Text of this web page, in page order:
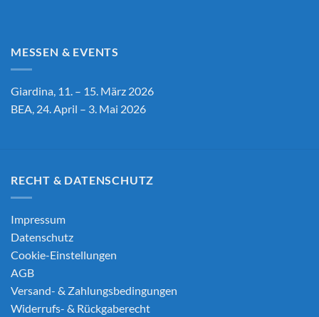
MESSEN & EVENTS
Giardina, 11. – 15. März 2026
BEA, 24. April – 3. Mai 2026
RECHT & DATENSCHUTZ
Impressum
Datenschutz
Cookie-Einstellungen
AGB
Versand- & Zahlungsbedingungen
Widerrufs- & Rückgaberecht